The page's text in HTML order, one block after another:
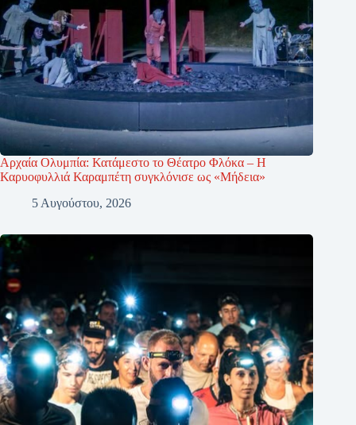
Αρχαία Ολυμπία: Κατάμεστο το Θέατρο Φλόκα – Η
Καρυοφυλλιά Καραμπέτη συγκλόνισε ως «Μήδεια»
5 Αυγούστου, 2026